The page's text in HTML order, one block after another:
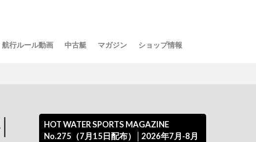
行ルール動画 中古艇 マガジン ショップ情報
HOT WATER SPORTS MAGAZINE
No.275（7月15日配布）│2026年7月-8月